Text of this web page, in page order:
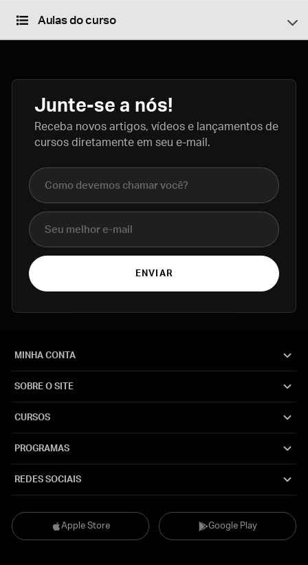
Aulas do curso
Junte-se a nós!
Receba novos artigos, vídeos e lançamentos de
cursos diretamente em seu e-mail.
Nome completo
E-mail
ENVIAR
Apple Store Google Play
MINHA CONTA
SOBRE O SITE
CURSOS
PROGRAMAS
REDES SOCIAIS